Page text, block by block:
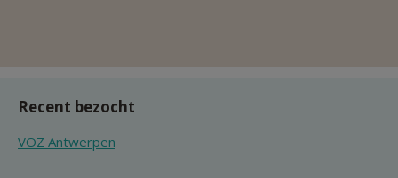
Recent bezocht
VOZ Antwerpen